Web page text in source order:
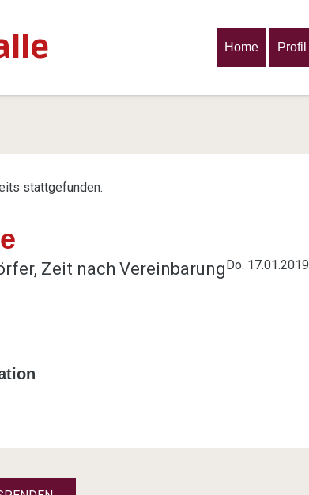
Home Profil
stattgefunden.
Zeit nach VereinbarungDo. 17.01.2019